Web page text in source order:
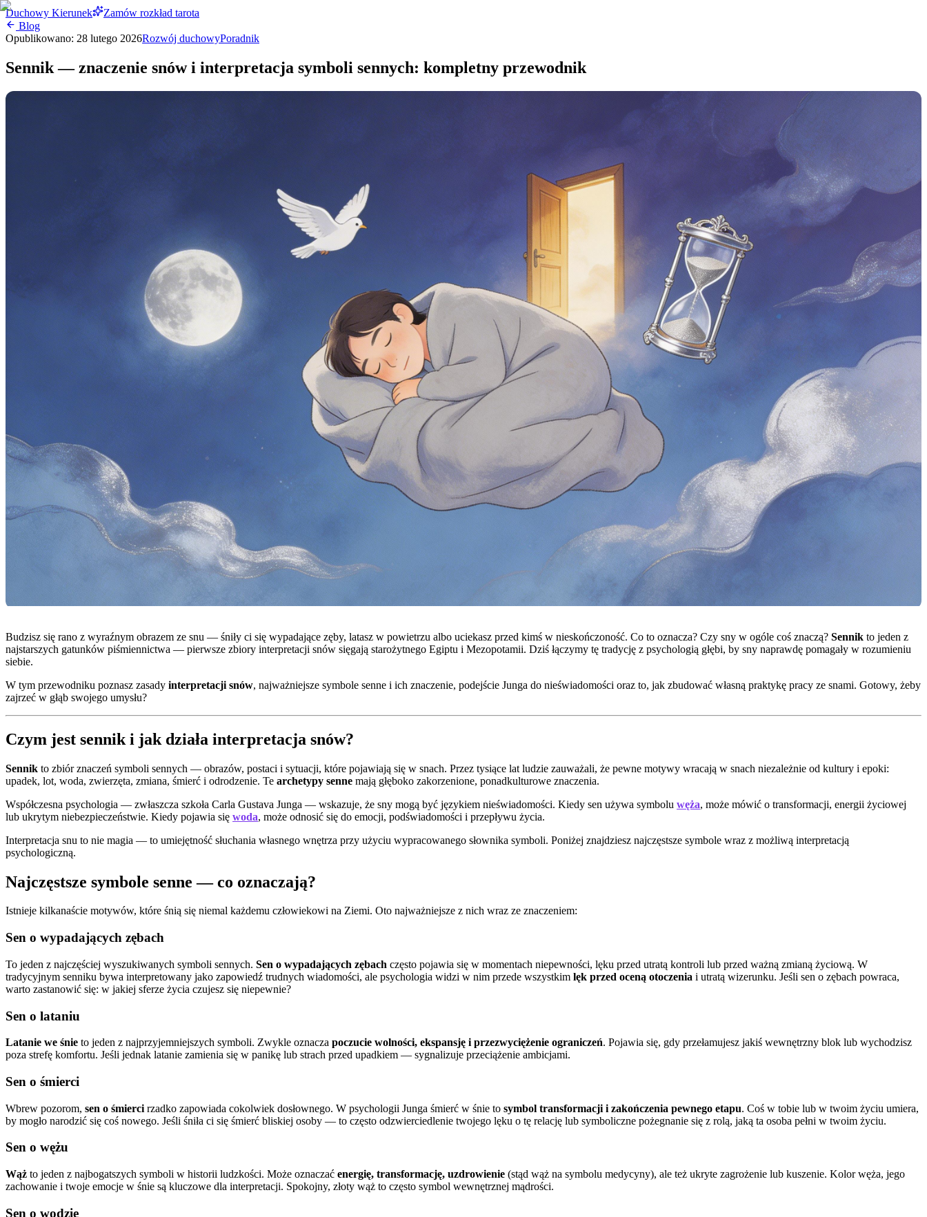
Duchowy Kierunek
Zamów rozkład tarota
Blog
Opublikowano: 28 lutego 2026Rozwój duchowyPoradnik
Sennik — znaczenie snów i interpretacja symboli sennych: kompletny przewodnik
Budzisz się rano z wyraźnym obrazem ze snu — śniły ci się wypadające zęby, latasz w powietrzu albo uciekasz przed kimś w nieskończoność. Co to oznacza? Czy sny w ogóle coś znaczą? Sennik to jeden z
najstarszych gatunków piśmiennictwa — pierwsze zbiory interpretacji snów sięgają starożytnego Egiptu i Mezopotamii. Dziś łączymy tę tradycję z psychologią głębi, by sny naprawdę pomagały w rozumieniu
siebie.
W tym przewodniku poznasz zasady interpretacji snów, najważniejsze symbole senne i ich znaczenie, podejście Junga do nieświadomości oraz to, jak zbudować własną praktykę pracy ze snami. Gotowy, żeby
zajrzeć w głąb swojego umysłu?
Czym jest sennik i jak działa interpretacja snów?
Sennik to zbiór znaczeń symboli sennych — obrazów, postaci i sytuacji, które pojawiają się w snach. Przez tysiące lat ludzie zauważali, że pewne motywy wracają w snach niezależnie od kultury i epoki:
upadek, lot, woda, zwierzęta, zmiana, śmierć i odrodzenie. Te archetypy senne mają głęboko zakorzenione, ponadkulturowe znaczenia.
Współczesna psychologia — zwłaszcza szkoła Carla Gustava Junga — wskazuje, że sny mogą być językiem nieświadomości. Kiedy sen używa symbolu węża, może mówić o transformacji, energii życiowej
lub ukrytym niebezpieczeństwie. Kiedy pojawia się woda, może odnosić się do emocji, podświadomości i przepływu życia.
Interpretacja snu to nie magia — to umiejętność słuchania własnego wnętrza przy użyciu wypracowanego słownika symboli. Poniżej znajdziesz najczęstsze symbole wraz z możliwą interpretacją
psychologiczną.
Najczęstsze symbole senne — co oznaczają?
Istnieje kilkanaście motywów, które śnią się niemal każdemu człowiekowi na Ziemi. Oto najważniejsze z nich wraz ze znaczeniem:
Sen o wypadających zębach
To jeden z najczęściej wyszukiwanych symboli sennych. Sen o wypadających zębach często pojawia się w momentach niepewności, lęku przed utratą kontroli lub przed ważną zmianą życiową. W
tradycyjnym senniku bywa interpretowany jako zapowiedź trudnych wiadomości, ale psychologia widzi w nim przede wszystkim lęk przed oceną otoczenia i utratą wizerunku. Jeśli sen o zębach powraca,
warto zastanowić się: w jakiej sferze życia czujesz się niepewnie?
Sen o lataniu
Latanie we śnie to jeden z najprzyjemniejszych symboli. Zwykle oznacza poczucie wolności, ekspansję i przezwyciężenie ograniczeń. Pojawia się, gdy przełamujesz jakiś wewnętrzny blok lub wychodzisz
poza strefę komfortu. Jeśli jednak latanie zamienia się w panikę lub strach przed upadkiem — sygnalizuje przeciążenie ambicjami.
Sen o śmierci
Wbrew pozorom, sen o śmierci rzadko zapowiada cokolwiek dosłownego. W psychologii Junga śmierć w śnie to symbol transformacji i zakończenia pewnego etapu. Coś w tobie lub w twoim życiu umiera,
by mogło narodzić się coś nowego. Jeśli śniła ci się śmierć bliskiej osoby — to często odzwierciedlenie twojego lęku o tę relację lub symboliczne pożegnanie się z rolą, jaką ta osoba pełni w twoim życiu.
Sen o wężu
Wąż to jeden z najbogatszych symboli w historii ludzkości. Może oznaczać energię, transformację, uzdrowienie (stąd wąż na symbolu medycyny), ale też ukryte zagrożenie lub kuszenie. Kolor węża, jego
zachowanie i twoje emocje w śnie są kluczowe dla interpretacji. Spokojny, złoty wąż to często symbol wewnętrznej mądrości.
Sen o wodzie